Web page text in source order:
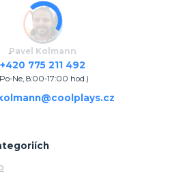
Pavel Kolmann
+420 775 211 492
Ne, 8:00-17:00 hod.)